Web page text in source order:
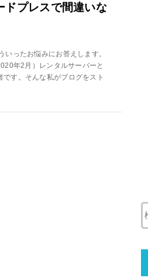
ドプレスで間違いな
いったお悩みにお答えします。
年2月）レンタルサーバーと
す。そんな私がブログをスト